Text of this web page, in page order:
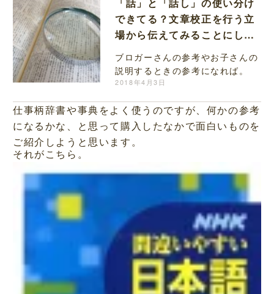
できてる？文章校正を行う立
場から伝えてみることにし
た。
ブロガーさんの参考やお子さんの
説明するときの参考になれば。
2018年4月3日
仕事柄辞書や事典をよく使うのですが、何かの参考
になるかな、と思って購入したなかで面白いものを
ご紹介しようと思います。
それがこちら。